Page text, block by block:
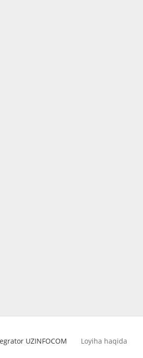
UZINFOCOM Loyiha haqida